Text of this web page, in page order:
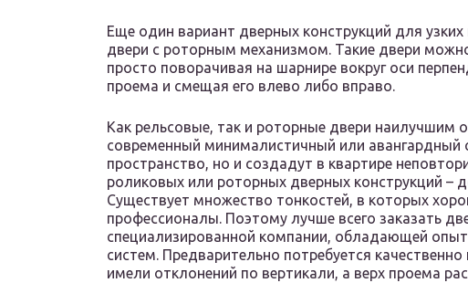
Еще один вариант дверных конструкций для
двери с роторным механизмом. Такие двери
просто поворачивая на шарнире вокруг оси
проема и смещая его влево либо вправо.
Как рельсовые, так и роторные двери наилучшим
современный минималистичный или авангардный
пространство, но и создадут в квартире
роликовых или роторных дверных конструкций –
Существует множество тонкостей, в которых
профессионалы. Поэтому лучше всего заказать
специализированной компании, обладающей
систем. Предварительно потребуется
имели отклонений по вертикали, а верх проема